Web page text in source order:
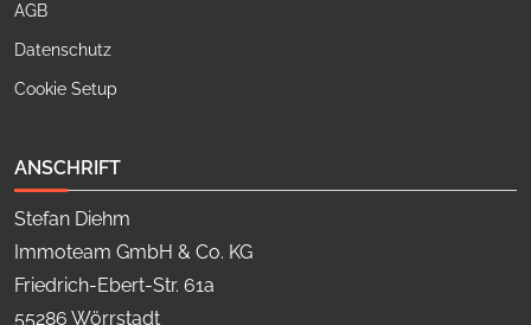
AGB
Datenschutz
Cookie Setup
ANSCHRIFT
Stefan Diehm
Immoteam GmbH & Co. KG
Friedrich-Ebert-Str. 61a
55286 Wörrstadt